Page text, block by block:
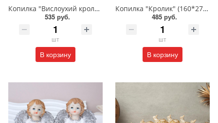
Копилка "Вислоухий кролик с морковью" (240*140мм)/517
535 руб.
шт
В корзину
Копилка "Кролик" (160*270мм)/276
485 руб.
шт
В корзину